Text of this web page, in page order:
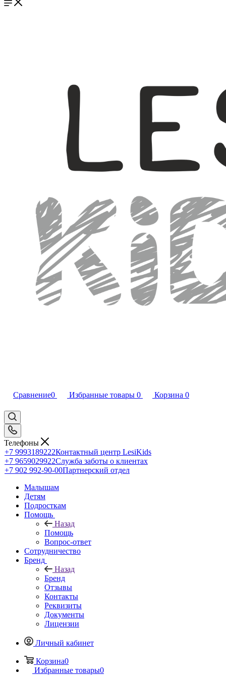
Сравнение0 Избранные товары 0 Корзина 0
Телефоны
+7 9993189222Контактный центр LesiKids
+7 9659029922Служба заботы о клиентах
+7 902 992-90-00Партнерский отдел
Малышам
Детям
Подросткам
Помощь
Назад
Помощь
Вопрос-ответ
Сотрудничество
Бренд
Назад
Бренд
Отзывы
Контакты
Реквизиты
Документы
Лицензии
Личный кабинет
Корзина0
Избранные товары0